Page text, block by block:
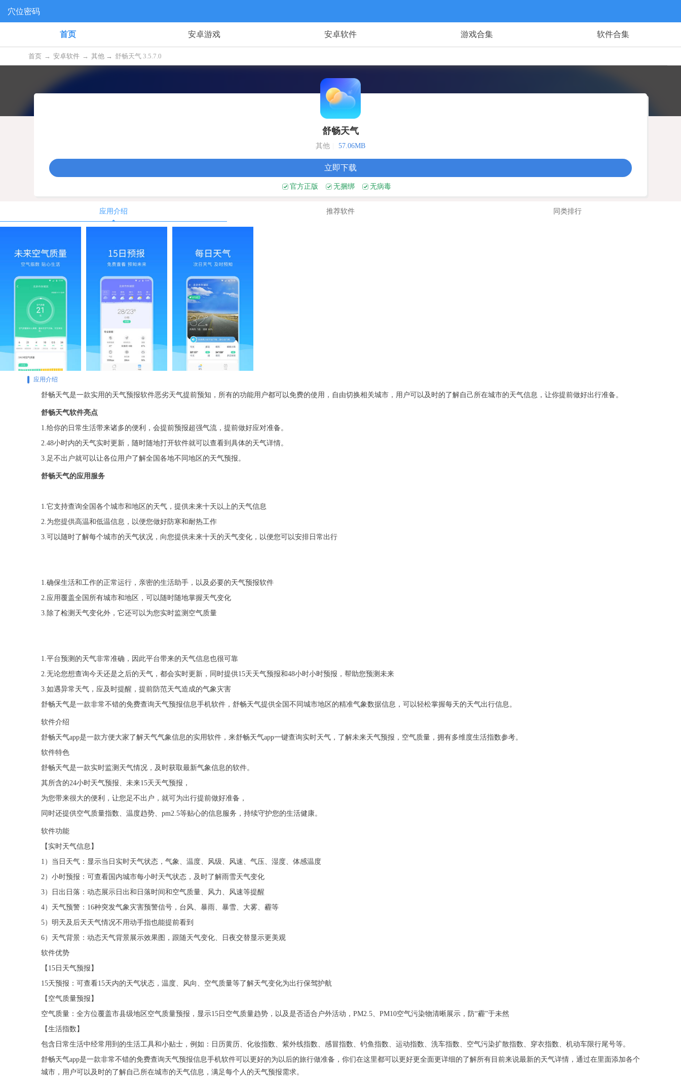
穴位密码
首页 安卓游戏 安卓软件 游戏合集 软件合集
首页 → 安卓软件 → 其他 → 舒畅天气 3.5.7.0
舒畅天气
其他 57.06MB
立即下载
官方正版 无捆绑 无病毒
应用介绍 推荐软件 同类排行
应用介绍
舒畅天气是一款实用的天气预报软件恶劣天气提前预知，所有的功能用户都可以免费的使用，自由切换相关城市，用户可以及时的了解自己所在城市的天气信息，让你提前做好出行准备。
舒畅天气软件亮点
1.给你的日常生活带来诸多的便利，会提前预报超强气流，提前做好应对准备。
2.48小时内的天气实时更新，随时随地打开软件就可以查看到具体的天气详情。
3.足不出户就可以让各位用户了解全国各地不同地区的天气预报。
舒畅天气的应用服务
1.它支持查询全国各个城市和地区的天气，提供未来十天以上的天气信息
2.为您提供高温和低温信息，以便您做好防寒和耐热工作
3.可以随时了解每个城市的天气状况，向您提供未来十天的天气变化，以便您可以安排日常出行
1.确保生活和工作的正常运行，亲密的生活助手，以及必要的天气预报软件
2.应用覆盖全国所有城市和地区，可以随时随地掌握天气变化
3.除了检测天气变化外，它还可以为您实时监测空气质量
1.平台预测的天气非常准确，因此平台带来的天气信息也很可靠
2.无论您想查询今天还是之后的天气，都会实时更新，同时提供15天天气预报和48小时小时预报，帮助您预测未来
3.如遇异常天气，应及时提醒，提前防范天气造成的气象灾害
舒畅天气是一款非常不错的免费查询天气预报信息手机软件，舒畅天气提供全国不同城市地区的精准气象数据信息，可以轻松掌握每天的天气出行信息。
软件介绍
舒畅天气app是一款方便大家了解天气气象信息的实用软件，来舒畅天气app一键查询实时天气，了解未来天气预报，空气质量，拥有多维度生活指数参考。
软件特色
舒畅天气是一款实时监测天气情况，及时获取最新气象信息的软件。
其所含的24小时天气预报、未来15天天气预报，
为您带来很大的便利，让您足不出户，就可为出行提前做好准备，
同时还提供空气质量指数、温度趋势、pm2.5等贴心的信息服务，持续守护您的生活健康。
软件功能
【实时天气信息】
1）当日天气：显示当日实时天气状态，气象、温度、风级、风速、气压、湿度、体感温度
2）小时预报：可查看国内城市每小时天气状态，及时了解雨雪天气变化
3）日出日落：动态展示日出和日落时间和空气质量、风力、风速等提醒
4）天气预警：16种突发气象灾害预警信号，台风、暴雨、暴雪、大雾、霾等
5）明天及后天天气情况不用动手指也能提前看到
6）天气背景：动态天气背景展示效果图，跟随天气变化、日夜交替显示更美观
软件优势
【15日天气预报】
15天预报：可查看15天内的天气状态，温度、风向、空气质量等了解天气变化为出行保驾护航
【空气质量预报】
空气质量：全方位覆盖市县级地区空气质量预报，显示15日空气质量趋势，以及是否适合户外活动，PM2.5、PM10空气污染物清晰展示，防“霾”于未然
【生活指数】
包含日常生活中经常用到的生活工具和小贴士，例如：日历黄历、化妆指数、紫外线指数、感冒指数、钓鱼指数、运动指数、洗车指数、空气污染扩散指数、穿衣指数、机动车限行尾号等。
舒畅天气app是一款非常不错的免费查询天气预报信息手机软件可以更好的为以后的旅行做准备，你们在这里都可以更好更全面更详细的了解所有目前来说最新的天气详情，通过在里面添加各个
城市，用户可以及时的了解自己所在城市的天气信息，满足每个人的天气预报需求。